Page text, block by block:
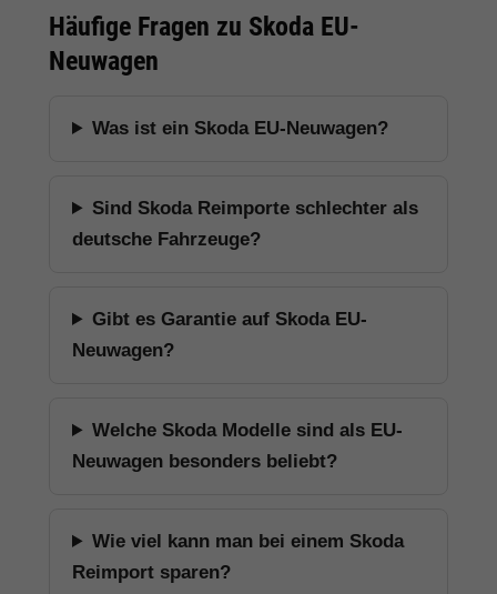
Häufige Fragen zu Skoda EU-
Neuwagen
Was ist ein Skoda EU-Neuwagen?
Sind Skoda Reimporte schlechter als
deutsche Fahrzeuge?
Gibt es Garantie auf Skoda EU-
Neuwagen?
Welche Skoda Modelle sind als EU-
Neuwagen besonders beliebt?
Wie viel kann man bei einem Skoda
Reimport sparen?